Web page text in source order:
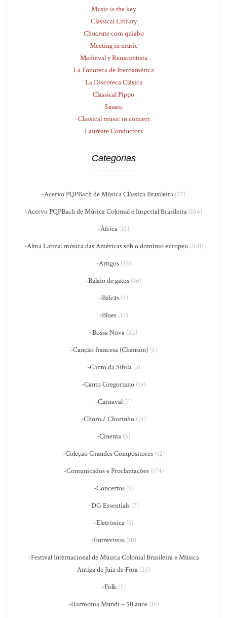
Music is the key
Classical Library
Chucrute com quiabo
Meeting in music
Medieval y Renacentista
La Fonoteca de Iberoamérica
La Discoteca Clásica
Classical Pippo
Susato
Classical music in concert
Laureate Conductors
Categorias
-Acervo PQPBach de Música Clássica Brasileira (37)
-Acervo PQPBach de Música Colonial e Imperial Brasileira (186)
-África (12)
-Alma Latina: música das Américas sob o domínio europeu(100)
-Artigos(35)
-Balaio de gatos (36)
-Bálcãs(4)
-Blues(14)
-Bossa Nova (22)
-Canção francesa (Chanson)(5)
-Canto da Sibila(3)
-Canto Gregoriano (13)
-Carnaval (7)
-Choro / Chorinho (21)
-Cinema (5)
-Coleção Grandes Compositores(12)
-Comunicados e Proclamações(174)
-Concertos(5)
-DG Essentials(7)
-Eletrônica (3)
-Entrevistas(10)
-Festival Internacional de Música Colonial Brasileira e Música
Antiga de Juiz de Fora (23)
-Folk(5)
-Harmonia Mundi – 50 anos(16)